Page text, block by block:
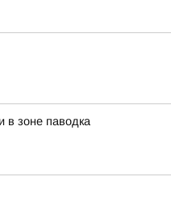
в зоне паводка